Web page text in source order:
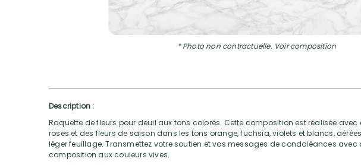
* Photo non contractuelle. Voir composition
Description :
Raquette de fleurs pour deuil aux tons colorés. Cette composition est réalisée avec
roses et des fleurs de saison dans les tons orange, fuchsia, violets et blancs,
léger feuillage. Transmettez votre soutien et vos messages de condoléances avec
composition aux couleurs vives.